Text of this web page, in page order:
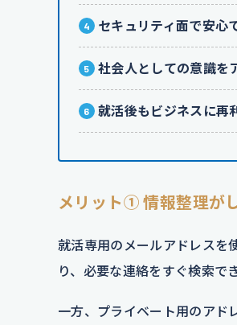
セキュリティ面で安心
社会人としての意識を
就活後もビジネスに再
メリット① 情報整理が
就活専用のメールアドレスを
り、必要な連絡をすぐ検索で
一方、プライベート用のアド